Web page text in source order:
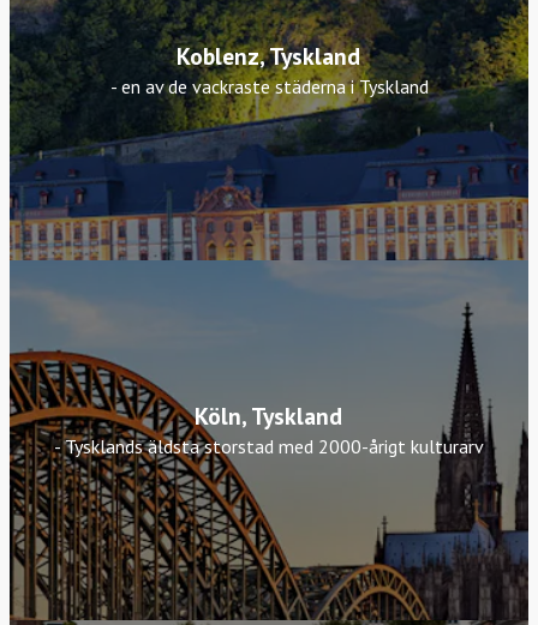
Koblenz, Tyskland
- en av de vackraste städerna i Tyskland
Köln, Tyskland
- Tysklands äldsta storstad med 2000-årigt kulturarv